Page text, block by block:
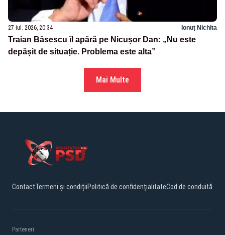
27 iul. 2026, 20:34 Ionuț Nichita
Traian Băsescu îl apără pe Nicușor Dan: „Nu este
depășit de situație. Problema este alta”
Mai Multe
ContactTermeni și condițiiPolitică de confidențialitateCod de conduită
Parteneri: